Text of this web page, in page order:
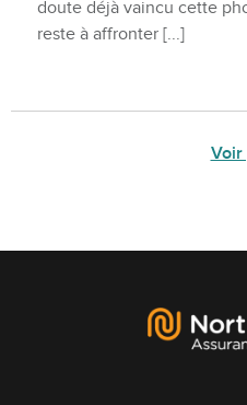
doute déjà vaincu cette
reste à affronter
Voir